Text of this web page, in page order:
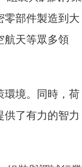
零部件製造到大
航天等眾多領
環境。同時，荷
供了有力的智力